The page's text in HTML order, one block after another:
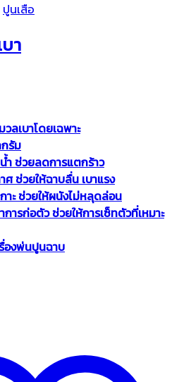
ปูนเสือ
า
ลเบาโดยเฉพาะ
รัม
ำ ช่วยลดการแตกร้าว
ช่วยให้ฉาบลื่น เบาแรง
ะ ช่วยให้ผนังไม่หลุดล่อน
การก่อตัว ช่วยให้การเซ็ทตัวที่เหมาะ
องพ่นปูนฉาบ